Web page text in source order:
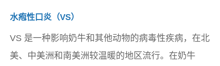
水疱性口炎（VS）
VS 是一种影响奶牛和其他动物的病毒性疾病，在北
美、中美洲和南美洲较温暖的地区流行。在奶牛